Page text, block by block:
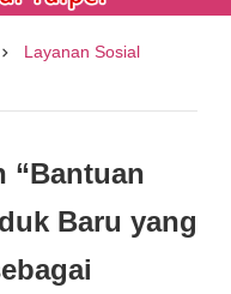
Layanan Sosial
“Bantuan
Baru yang